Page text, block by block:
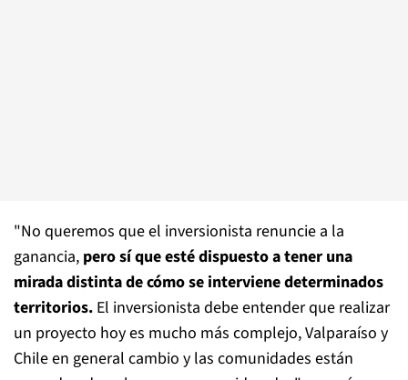
"No queremos que el inversionista renuncie a la
ganancia, pero sí que esté dispuesto a tener una
mirada distinta de cómo se interviene determinados
territorios. El inversionista debe entender que realizar
un proyecto hoy es mucho más complejo, Valparaíso y
Chile en general cambio y las comunidades están